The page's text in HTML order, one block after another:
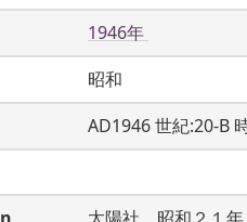
1946年
昭和
AD1946 世紀:20-B